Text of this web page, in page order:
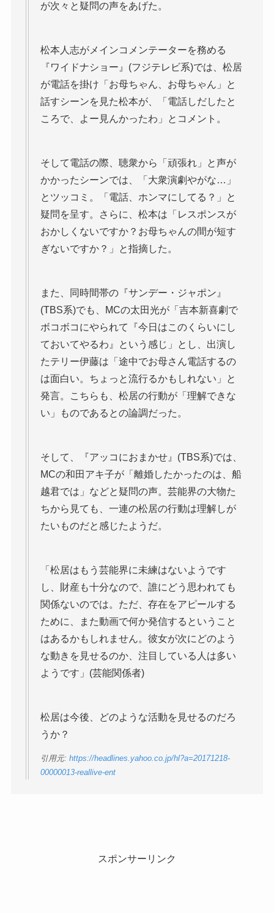
が次々と疑問の声をあげた。
松本人志がメインコメンテーターを務める
『ワイドナショー』(フジテレビ系)では、松居
が電話を掛け「お母ちゃん、お母ちゃん」と
話すシーンを見た松本が、「電話しだしたと
ころで、よー見んかったわ」とコメント。
そして電話の際、聴衆から「頑張れ」と声が
かかったシーンでは、「大衆演劇やがな…」
とツッコミ。「電話、ホンマにしてる？」と
疑問を呈す。さらに、松本は「レスポンスが
おかしくないですか？お母ちゃんの間が短す
ぎないですか？」と指摘した。
また、同時間帯の『サンデー・ジャポン』
(TBS系)でも、MCの太田光が「吉本新喜劇で
ボコボコにやられて『今日はこのくらいにし
ておいてやるわ』という感じ」とし、出演し
たテリー伊藤は「途中でお母さん電話するの
は面白い。ちょっと流行るかもしれない」と
発言。こちらも、松居の行動が「理解できな
い」ものであるとの論調だった。
そして、『アッコにおまかせ』(TBS系)では、
MCの和田アキ子が「離婚したかったのは、船
越君では」などと疑問の声。芸能界の大物た
ちから見ても、一連の松居の行動は理解しが
たいものだと感じたようだ。
「松居はもう芸能界に未練はないようです
し、財産も十分なので、誰にどう思われても
関係ないのでは。ただ、存在をアピールする
ために、また動画で何か発信するということ
はあるかもしれません。彼女が次にどのよう
な動きを見せるのか、注目している人は多い
ようです」(芸能関係者)
松居は今後、どのような活動を見せるのだろ
うか？
引用元: https://headlines.yahoo.co.jp/hl?a=20171218-
00000013-reallive-ent
スポンサーリンク